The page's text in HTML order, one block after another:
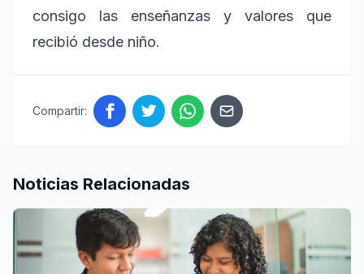
consigo las enseñanzas y valores que
recibió desde niño.
Compartir:
Noticias Relacionadas